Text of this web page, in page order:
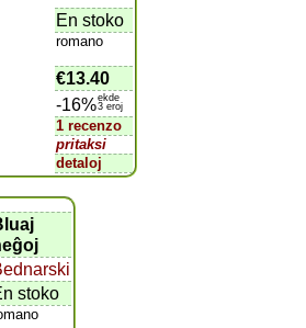
En stoko
romano
€13.40
-16%ekde
3 eroj
1 recenzo
pritaksi
detaloj
stoko